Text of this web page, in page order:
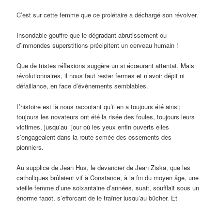
C’est sur cette femme que ce prolétaire a déchargé son révolver.
Insondable gouffre que le dégradant abrutissement ou
d’immondes superstitions précipitent un cerveau humain !
Que de tristes réflexions suggère un si écœurant attentat. Mais
révolutionnaires, il nous faut rester fermes et n’avoir dépit ni
défaillance, en face d’évènements semblables.
L’histoire est là nous racontant qu’il en a toujours été ainsi;
toujours les novateurs ont été la risée des foules, toujours leurs
victimes, jusqu’au jour où les yeux enfin ouverts elles
s’engageaient dans la route semée des ossements des
pionniers.
Au supplice de Jean Hus, le devancier de Jean Ziska, que les
catholiques brûlaient vif à Constance, à la fin du moyen âge, une
vieille femme d’une soixantaine d’années, suait, soufflait sous un
énorme fagot, s’efforçant de le traîner jusqu’au bûcher. Et